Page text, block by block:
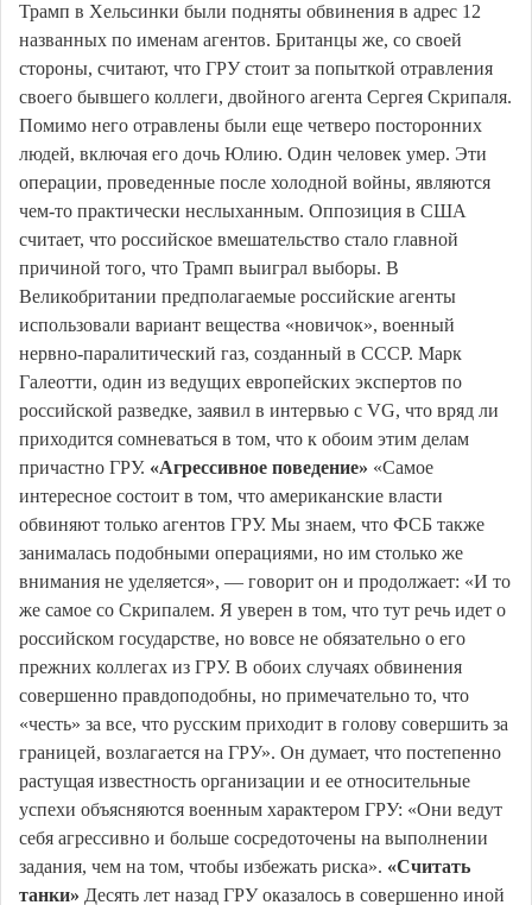
Трамп в Хельсинки были подняты обвинения в адрес 12
названных по именам агентов. Британцы же, со своей
стороны, считают, что ГРУ стоит за попыткой отравления
своего бывшего коллеги, двойного агента Сергея Скрипаля.
Помимо него отравлены были еще четверо посторонних
людей, включая его дочь Юлию. Один человек умер. Эти
операции, проведенные после холодной войны, являются
чем-то практически неслыханным. Оппозиция в США
считает, что российское вмешательство стало главной
причиной того, что Трамп выиграл выборы. В
Великобритании предполагаемые российские агенты
использовали вариант вещества «новичок», военный
нервно-паралитический газ, созданный в СССР. Марк
Галеотти, один из ведущих европейских экспертов по
российской разведке, заявил в интервью с VG, что вряд ли
приходится сомневаться в том, что к обоим этим делам
причастно ГРУ. «Агрессивное поведение» «Самое
интересное состоит в том, что американские власти
обвиняют только агентов ГРУ. Мы знаем, что ФСБ также
занималась подобными операциями, но им столько же
внимания не уделяется», — говорит он и продолжает: «И то
же самое со Скрипалем. Я уверен в том, что тут речь идет о
российском государстве, но вовсе не обязательно о его
прежних коллегах из ГРУ. В обоих случаях обвинения
совершенно правдоподобны, но примечательно то, что
«честь» за все, что русским приходит в голову совершить за
границей, возлагается на ГРУ». Он думает, что постепенно
растущая известность организации и ее относительные
успехи объясняются военным характером ГРУ: «Они ведут
себя агрессивно и больше сосредоточены на выполнении
задания, чем на том, чтобы избежать риска». «Считать
танки» Десять лет назад ГРУ оказалось в совершенно иной